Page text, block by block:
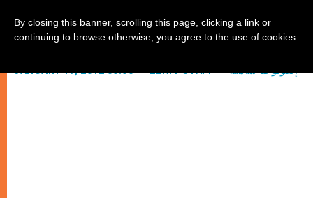
نتائج التفكير “النفعيّ”
JANUARY 19, 2012 00:00 ZENIT STAFF إيكولوجيا شاملة
By closing this banner, scrolling this page, clicking a link or
continuing to browse otherwise, you agree to the use of cookies.